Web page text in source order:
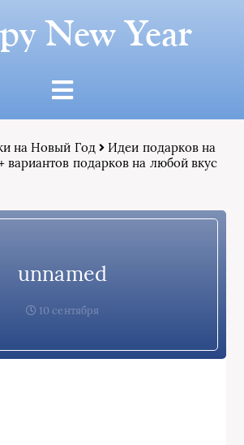
New Year
на Новый Год
Идеи подарков на
вариантов подарков на любой вкус
unnamed
10 сентября